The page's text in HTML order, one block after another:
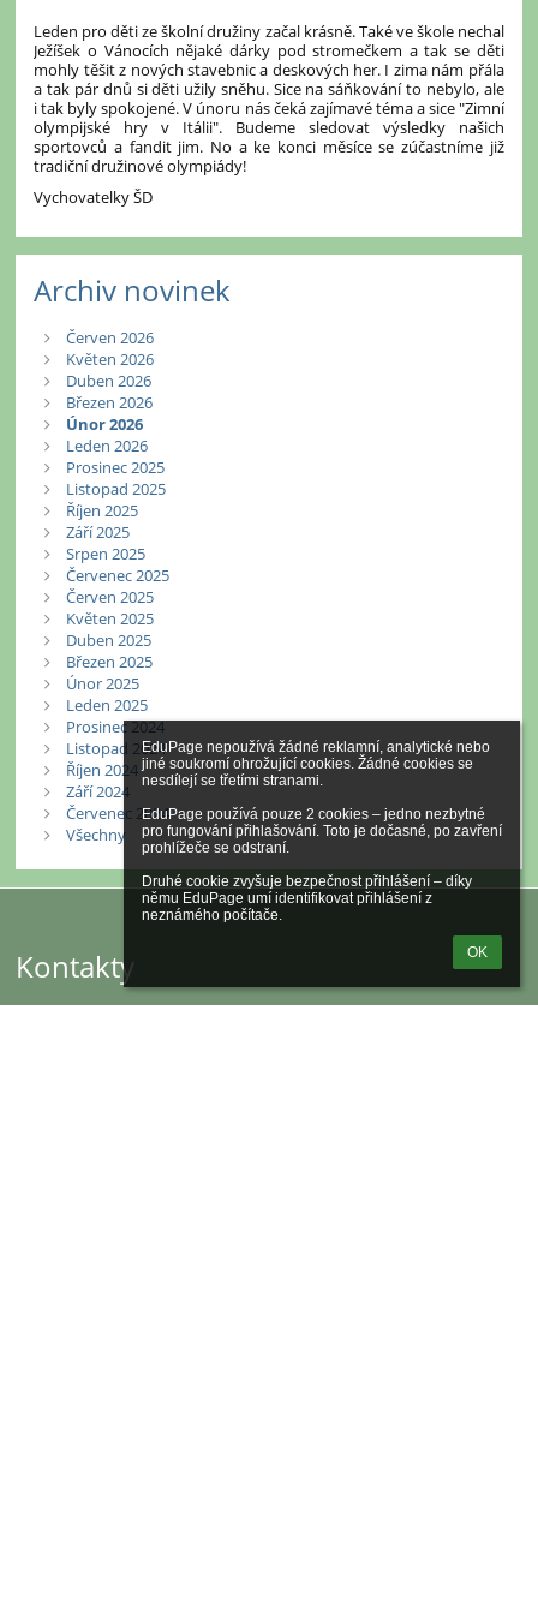
EduPage nepoužívá žádné reklamní, analytické nebo
jiné soukromí ohrožující cookies. Žádné cookies se
nesdílejí se třetími stranami.
EduPage používá pouze 2 cookies – jedno nezbytné
pro fungování přihlašování. Toto je dočasné, po zavření
prohlížeče se odstraní.
Druhé cookie zvyšuje bezpečnost přihlášení – díky
němu EduPage umí identifikovat přihlášení z
neznámého počítače.
OK
Leden pro děti ze školní družiny začal krásně. Také ve škole nechal
Ježíšek o Vánocích nějaké dárky pod stromečkem a tak se děti
mohly těšit z nových stavebnic a deskových her. I zima nám přála
a tak pár dnů si děti užily sněhu. Sice na sáňkování to nebylo, ale
i tak byly spokojené. V únoru nás čeká zajímavé téma a sice "Zimní
olympijské hry v Itálii". Budeme sledovat výsledky našich
sportovců a fandit jim. No a ke konci měsíce se zúčastníme již
tradiční družinové olympiády!
Vychovatelky ŠD
Archiv novinek
Červen 2026
Květen 2026
Duben 2026
Březen 2026
Únor 2026
Leden 2026
Prosinec 2025
Listopad 2025
Říjen 2025
Září 2025
Srpen 2025
Červenec 2025
Červen 2025
Květen 2025
Duben 2025
Březen 2025
Únor 2025
Leden 2025
Prosinec 2024
Listopad 2024
Říjen 2024
Září 2024
Červenec 2024
Všechny
Kontakty